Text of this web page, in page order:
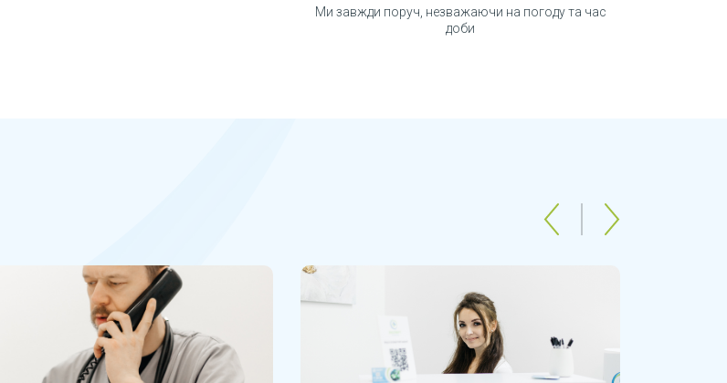
Ми завжди поруч, незважаючи на погоду та час
доби